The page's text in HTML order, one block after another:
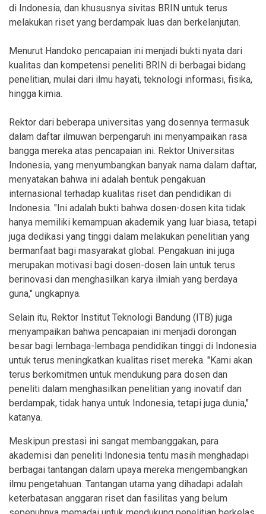
di Indonesia, dan khususnya sivitas BRIN untuk terus
melakukan riset yang berdampak luas dan berkelanjutan.
Menurut Handoko pencapaian ini menjadi bukti nyata dari
kualitas dan kompetensi peneliti BRIN di berbagai bidang
penelitian, mulai dari ilmu hayati, teknologi informasi, fisika,
hingga kimia.
Rektor dari beberapa universitas yang dosennya termasuk
dalam daftar ilmuwan berpengaruh ini menyampaikan rasa
bangga mereka atas pencapaian ini. Rektor Universitas
Indonesia, yang menyumbangkan banyak nama dalam daftar,
menyatakan bahwa ini adalah bentuk pengakuan
internasional terhadap kualitas riset dan pendidikan di
Indonesia. "Ini adalah bukti bahwa dosen-dosen kita tidak
hanya memiliki kemampuan akademik yang luar biasa, tetapi
juga dedikasi yang tinggi dalam melakukan penelitian yang
bermanfaat bagi masyarakat global. Pengakuan ini juga
merupakan motivasi bagi dosen-dosen lain untuk terus
berinovasi dan menghasilkan karya ilmiah yang berdaya
guna," ungkapnya.
Selain itu, Rektor Institut Teknologi Bandung (ITB) juga
menyampaikan bahwa pencapaian ini menjadi dorongan
besar bagi lembaga-lembaga pendidikan tinggi di Indonesia
untuk terus meningkatkan kualitas riset mereka. "Kami akan
terus berkomitmen untuk mendukung para dosen dan
peneliti dalam menghasilkan penelitian yang inovatif dan
berdampak, tidak hanya untuk Indonesia, tetapi juga dunia,"
katanya.
Meskipun prestasi ini sangat membanggakan, para
akademisi dan peneliti Indonesia tentu masih menghadapi
berbagai tantangan dalam upaya mereka mengembangkan
ilmu pengetahuan. Tantangan utama yang dihadapi adalah
keterbatasan anggaran riset dan fasilitas yang belum